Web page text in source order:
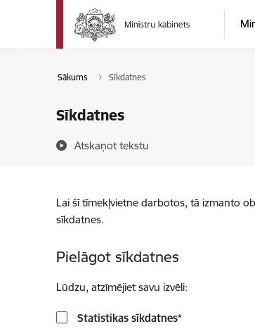
Pāriet uz lapas saturu
Sākums Sīkdatnes
Sīkdatnes
Atskaņot tekstu
Lai šī tīmekļvietne darbotos, tā izmanto
sīkdatnes.
Pielāgot sīkdatnes
Lūdzu, atzīmējiet savu izvēli:
Statistikas sīkdatnes*